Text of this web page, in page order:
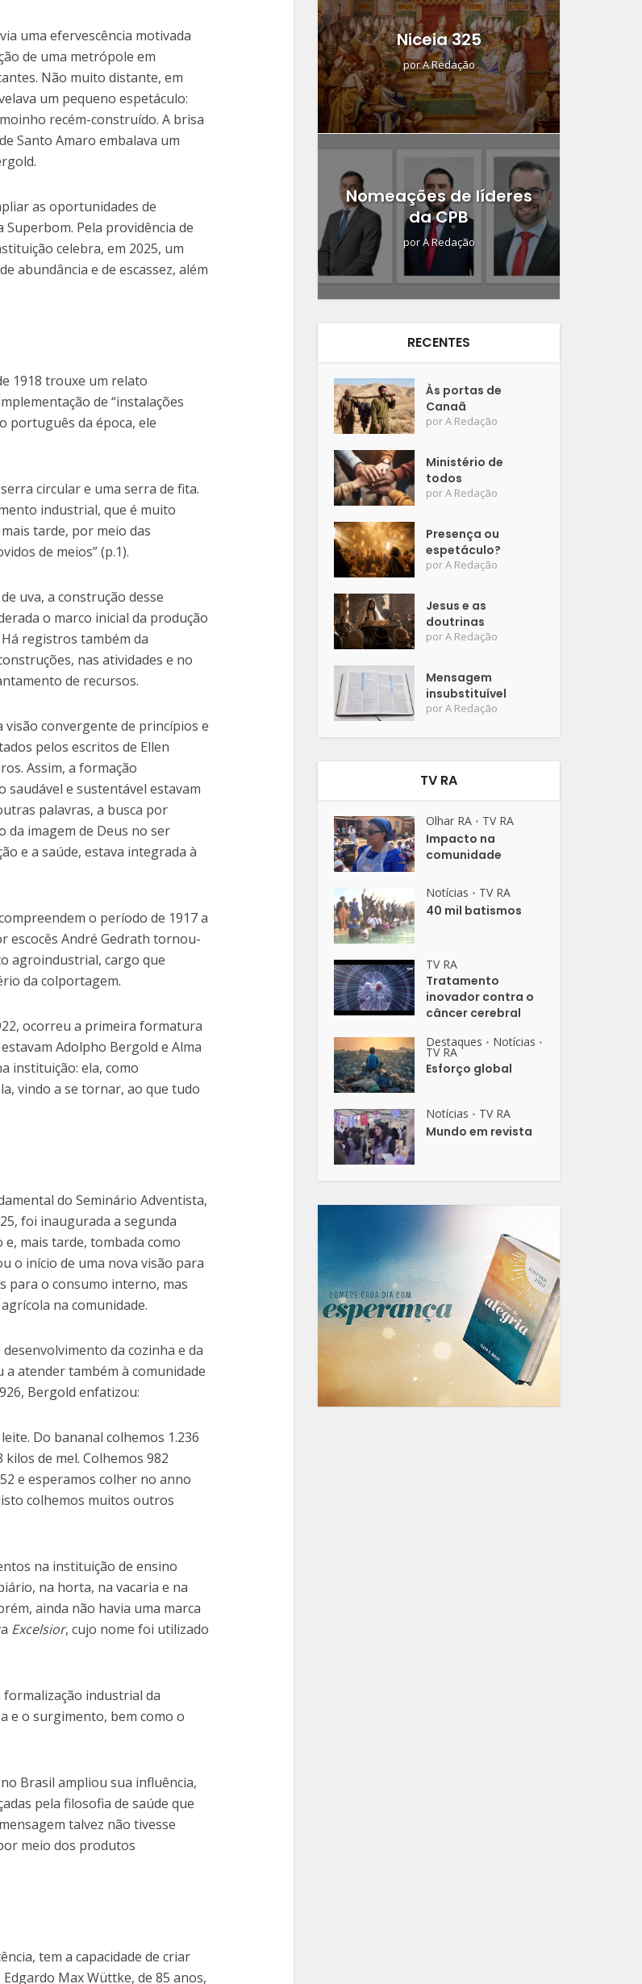
uma efervescência motivada
de uma metrópole em
Não muito distante, em
um pequeno espetáculo:
recém-construído. A brisa
Santo Amaro embalava um
as oportunidades de
Pela providência de
celebra, em 2025, um
abundância e de escassez, além
1918 trouxe um relato
de “instalações
português da época, ele
circular e uma serra de fita.
industrial, que é muito
tarde, por meio das
de meios” (p.1).
uva, a construção desse
o marco inicial da produção
registros também da
nas atividades e no
de recursos.
convergente de princípios e
pelos escritos de Ellen
Assim, a formação
saudável e sustentável estavam
palavras, a busca por
da imagem de Deus no ser
e a saúde, estava integrada à
o período de 1917 a
escocês André Gedrath tornou-
agroindustrial, cargo que
da colportagem.
ocorreu a primeira formatura
Adolpho Bergold e Alma
instituição: ela, como
vindo a se tornar, ao que tudo
do Seminário Adventista,
foi inaugurada a segunda
mais tarde, tombada como
o início de uma nova visão para
para o consumo interno, mas
na comunidade.
da cozinha e da
atender também à comunidade
Bergold enfatizou:
Do bananal colhemos 1.236
de mel. Colhemos 982
e esperamos colher no anno
colhemos muitos outros
na instituição de ensino
na horta, na vacaria e na
ainda não havia uma marca
Excelsior, cujo nome foi utilizado
formalização industrial da
e o surgimento, bem como o
Brasil ampliou sua influência,
pela filosofia de saúde que
talvez não tivesse
meio dos produtos
tem a capacidade de criar
Max Wüttke, de 85 anos,
Niceia 325
porA Redação
Nomeações de líderes
da CPB
porA Redação
RECENTES
Às portas de
Canaã
porA Redação
Ministério de
todos
porA Redação
Presença ou
espetáculo?
porA Redação
Jesus e as
doutrinas
porA Redação
Mensagem
insubstituível
porA Redação
TV RA
Olhar RA • TV RA
Impacto na
comunidade
Notícias • TV RA
40 mil batismos
TV RA
Tratamento
inovador contra o
câncer cerebral
Destaques • Notícias •
TV RA
Esforço global
Notícias • TV RA
Mundo em revista